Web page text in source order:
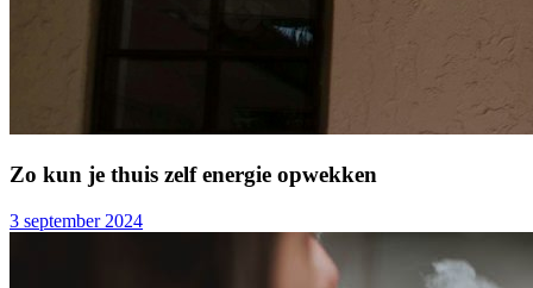
Zo kun je thuis zelf energie opwekken
3 september 2024